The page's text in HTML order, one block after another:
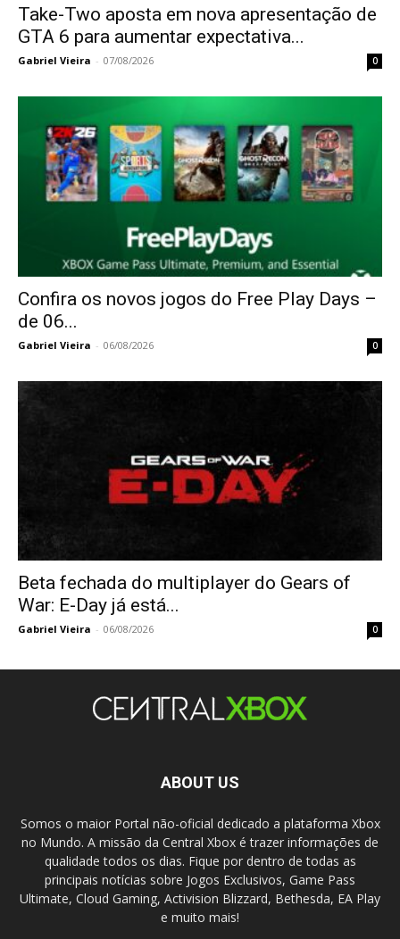
Take-Two aposta em nova apresentação de
GTA 6 para aumentar expectativa...
Gabriel Vieira - 07/08/2026 0
Confira os novos jogos do Free Play Days –
de 06...
Gabriel Vieira - 06/08/2026 0
Beta fechada do multiplayer do Gears of
War: E-Day já está...
Gabriel Vieira - 06/08/2026 0
ABOUT US
Somos o maior Portal não-oficial dedicado a plataforma Xbox
no Mundo. A missão da Central Xbox é trazer informações de
qualidade todos os dias. Fique por dentro de todas as
principais notícias sobre Jogos Exclusivos, Game Pass
Ultimate, Cloud Gaming, Activision Blizzard, Bethesda, EA Play
e muito mais!